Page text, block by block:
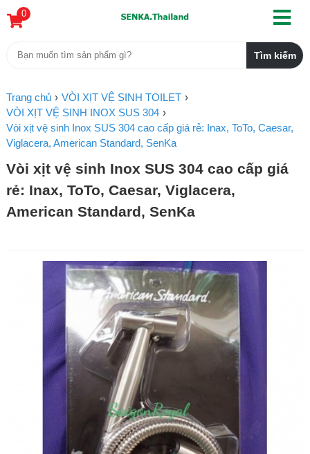
0
Trang chủ
VÒI XỊT VỆ SINH TOILET
VÒI XỊT VỆ SINH INOX SUS 304
Vòi xịt vệ sinh Inox SUS 304 cao cấp giá rẻ: Inax, ToTo, Caesar,
Viglacera, American Standard, SenKa
Vòi xịt vệ sinh Inox SUS 304 cao cấp giá
rẻ: Inax, ToTo, Caesar, Viglacera,
American Standard, SenKa